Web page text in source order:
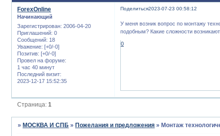
Поделиться2023-07-23 00:58:12
ForexOnline
Начинающий
Зарегистрирован: 2006-04-20
Приглашений: 0
Сообщений: 18
Уважение: [+0/-0]
Позитив: [+0/-0]
Провел на форуме:
1 час 40 минут
Последний визит:
2023-12-17 15:52:35
У меня возник вопрос по монтажу
подобным? Какие сложности
0
Страница:1
» МОСКВА И СПБ » Пожелания и предложения » Монтаж